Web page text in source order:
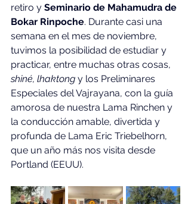
retiro y Seminario de Mahamudra de
Bokar Rinpoche. Durante casi una
semana en el mes de noviembre,
tuvimos la posibilidad de estudiar y
practicar, entre muchas otras cosas,
shiné, lhaktong y los Preliminares
Especiales del Vajrayana, con la guía
amorosa de nuestra Lama Rinchen y
la conducción amable, divertida y
profunda de Lama Eric Triebelhorn,
que un año más nos visita desde
Portland (EEUU).